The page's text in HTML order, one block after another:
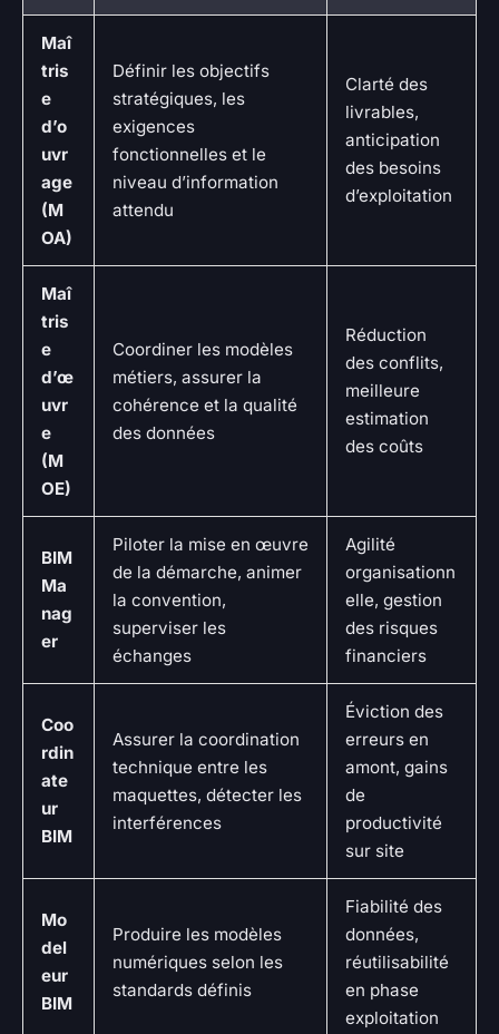
Maî
tris
e
d’o
uvr
age
(M
OA)
Définir les objectifs
stratégiques, les
exigences
fonctionnelles et le
niveau d’information
attendu
Clarté des
livrables,
anticipation
des besoins
d’exploitation
Maî
tris
e
d’œ
uvr
e
(M
OE)
Coordiner les modèles
métiers, assurer la
cohérence et la qualité
des données
Réduction
des conflits,
meilleure
estimation
des coûts
BIM
Ma
nag
er
Piloter la mise en œuvre
de la démarche, animer
la convention,
superviser les
échanges
Agilité
organisationn
elle, gestion
des risques
financiers
Coo
rdin
ate
ur
BIM
Assurer la coordination
technique entre les
maquettes, détecter les
interférences
Éviction des
erreurs en
amont, gains
de
productivité
sur site
Mo
del
eur
BIM
Produire les modèles
numériques selon les
standards définis
Fiabilité des
données,
réutilisabilité
en phase
exploitation